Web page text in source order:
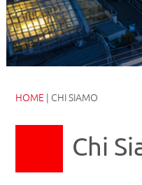
HOME | CHI SIAMO
Chi